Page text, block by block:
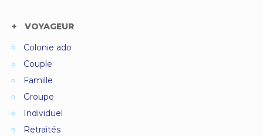
VOYAGEUR
Colonie ado
Couple
Famille
Groupe
Individuel
Retraités